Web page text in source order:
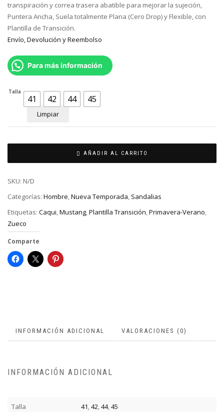
transpiración y correa trasera abatible para mejorar la sujeción,
Puntera Ancha, Suela totalmente Plana (Cero Drop) y Flexible, con
Plantilla de Transición.
Envío, Devolución y Reembolso
Para más información
Talla
41 42 44 45
Limpiar
AÑADIR AL CARRITO
SKU: N/D
Categorías: Hombre,Nueva Temporada, Sandalias
Etiquetas: Caqui,Mustang,Plantilla Transición,Primavera-Verano,
Zueco
Comparte
INFORMACIÓN ADICIONAL VALORACIONES (0)
INFORMACIÓN ADICIONAL
Talla 41,42,44,45